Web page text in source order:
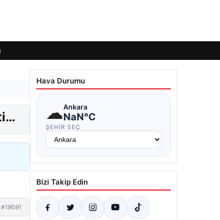
#19091
Hava Durumu
☁Ankara
NaN°C
ŞEHIR SEÇ
Bizi Takip Edin